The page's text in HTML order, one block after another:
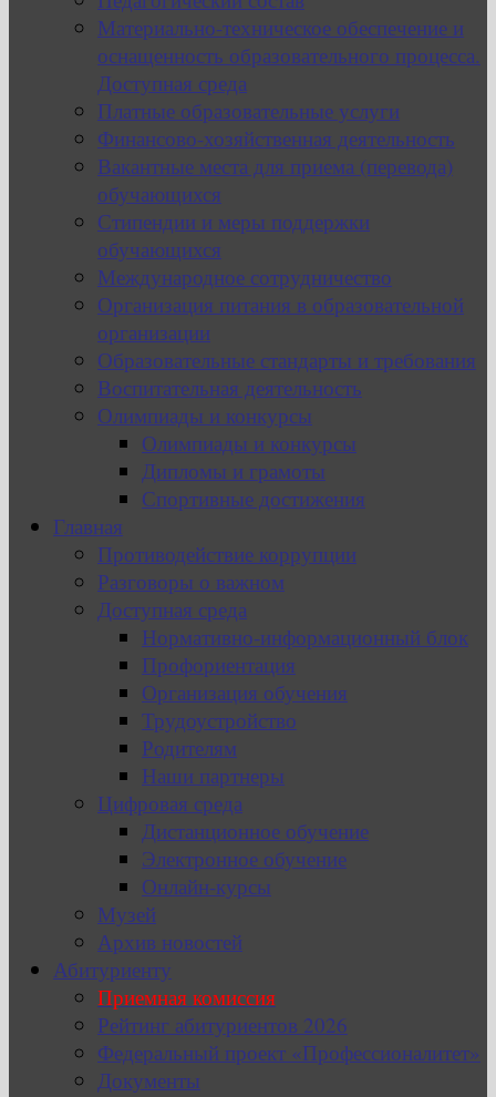
Материально-техническое обеспечение и
оснащенность образовательного процесса.
Доступная среда
Платные образовательные услуги
Финансово-хозяйственная деятельность
Вакантные места для приема (перевода)
обучающихся
Стипендии и меры поддержки
обучающихся
Международное сотрудничество
Организация питания в образовательной
организации
Образовательные стандарты и требования
Воспитательная деятельность
Олимпиады и конкурсы
Олимпиады и конкурсы
Дипломы и грамоты
Спортивные достижения
Главная
Противодействие коррупции
Разговоры о важном
Доступная среда
Нормативно-информационный блок
Профориентация
Организация обучения
Трудоустройство
Родителям
Наши партнеры
Цифровая среда
Дистанционное обучение
Электронное обучение
Онлайн-курсы
Музей
Архив новостей
Абитуриенту
Приемная комиссия
Рейтинг абитуриентов 2026
Федеральный проект «Профессионалитет»
Документы